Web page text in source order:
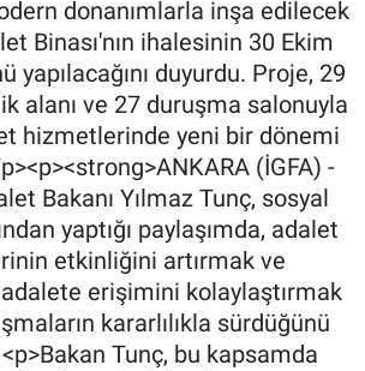
donanımlarla inşa edilecek
Binası'nın ihalesinin 30 Ekim
yapılacağını duyurdu. Proje, 29
alanı ve 27 duruşma salonuyla
hizmetlerinde yeni bir dönemi
(İGFA) -
Bakanı Yılmaz Tunç, sosyal
yaptığı paylaşımda, adalet
etkinliğini artırmak ve
erişimini kolaylaştırmak
kararlılıkla sürdüğünü
Tunç, bu kapsamda